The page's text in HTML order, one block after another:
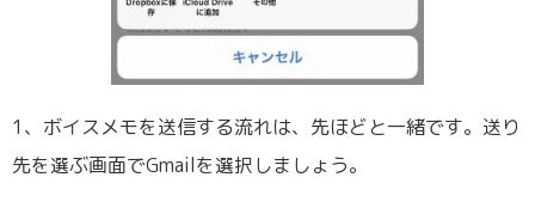
1、ボイスメモを送信する流れは、先ほどと一緒です。送り
先を選ぶ画面でGmailを選択しましょう。